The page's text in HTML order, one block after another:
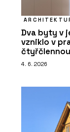
Dva byty v
vzniklo v
4. 6. 2026